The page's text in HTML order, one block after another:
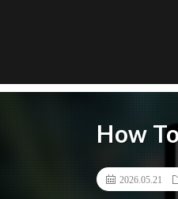
How
2026.05.21